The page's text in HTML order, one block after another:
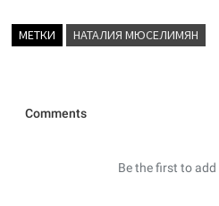
МЕТКИ НАТАЛИЯ МЮСЕЛИМЯН